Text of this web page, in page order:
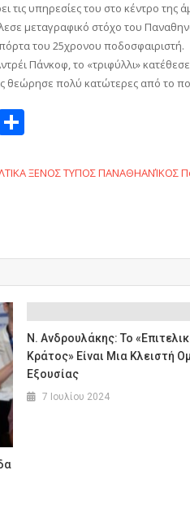
υπηρεσίες του στο κέντρο της
μεταγραφικό στόχο του
του 25χρονου ποδοσφαιριστή.
Πάνκοφ, το «τριφύλλι»
θεώρησε πολύ κατώτερες από το
ΞΕΝΟΣ ΤΥΠΟΣΠΑΝΑΘΗΑΝΊΚΟΣ
Ν. Ανδρουλάκης: Το
Κράτος» Είναι Μια Κλειστή
Εξουσίας
7 Ιουλίου 2024